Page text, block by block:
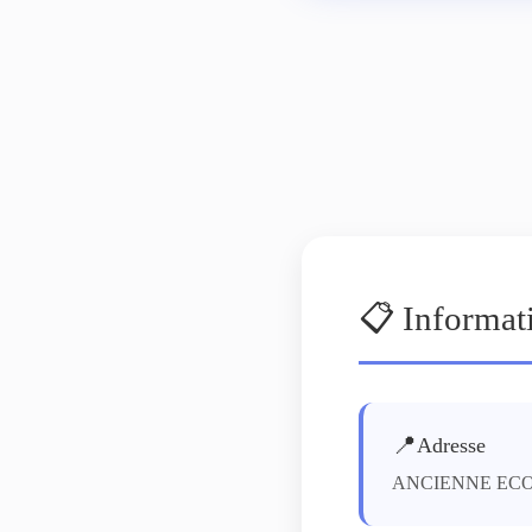
📋
📍Adresse
ANCIENNE